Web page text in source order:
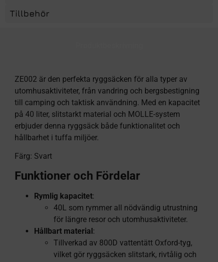
Tillbehör
ZE002 är den perfekta ryggsäcken för alla typer av
utomhusaktiviteter, från vandring och bergsbestigning
till camping och taktisk användning. Med en kapacitet
på 40 liter, slitstarkt material och MOLLE-system
erbjuder denna ryggsäck både funktionalitet och
hållbarhet i tuffa miljöer.
Färg: Svart
Funktioner och Fördelar
Rymlig kapacitet:
40L som rymmer all nödvändig utrustning
för längre resor och utomhusaktiviteter.
Hållbart material :
Tillverkad av 800D vattentätt Oxford-tyg,
vilket gör ryggsäcken slitstark, rivtålig och